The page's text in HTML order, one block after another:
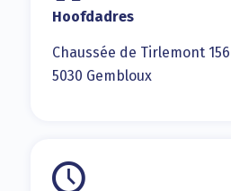
Hoofdadres
Chaussée de Tirlemont 156
5030 Gembloux